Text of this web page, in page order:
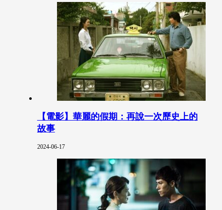
【電影】華麗的假期：再說一次歷史上的
故事
2024-06-17